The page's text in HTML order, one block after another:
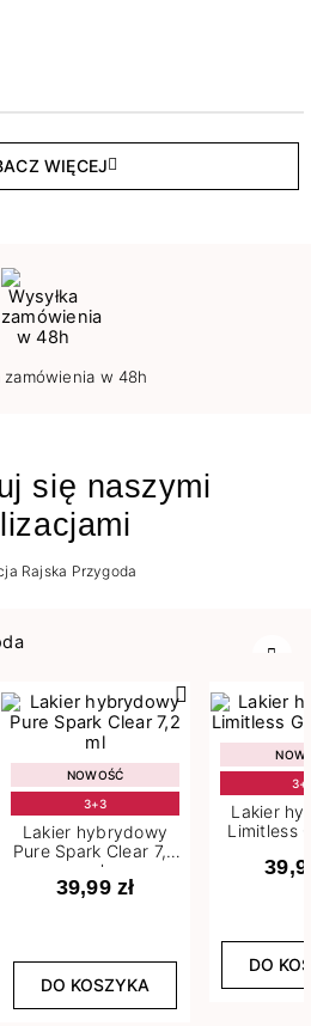
WIĘCEJ
zamówienia w 48h
się naszymi
Rajska Przygoda
NOWOŚĆ
3+3
Lakier hybrydowy
Pure Spark Clear 7,2
ml
39,99 zł
DO KOSZYKA
Lakier
Limitless
DO